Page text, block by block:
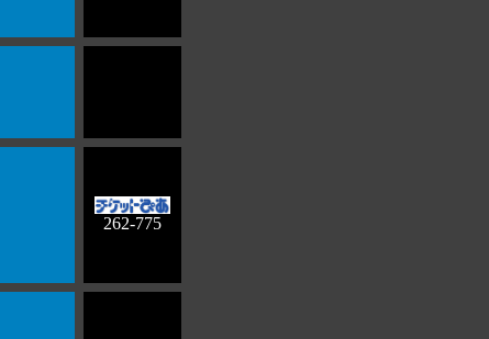
262-775